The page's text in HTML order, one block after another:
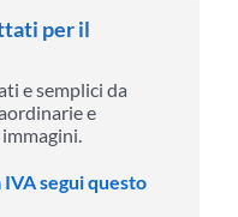
per il
e semplici da
e
IVA segui questo